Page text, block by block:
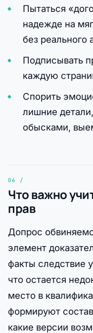
Пытаться
надежде на
без реального
Подписывать
каждую
Спорить
лишние
обысками,
Что важно
прав
Допрос
элемент
факты следствие
что остается
место в
формируют
какие версии